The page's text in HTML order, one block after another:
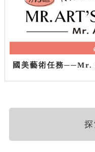
國美藝術任務──Mr.